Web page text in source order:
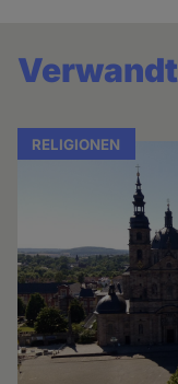
RELIGIONEN